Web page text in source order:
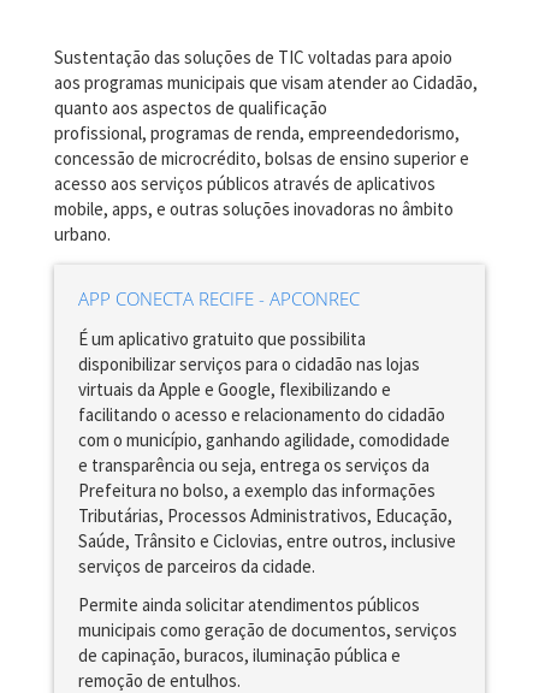
Sustentação das soluções de TIC voltadas para apoio
aos programas municipais que visam atender ao Cidadão,
quanto aos aspectos de qualificação
profissional, programas de renda, empreendedorismo,
concessão de microcrédito, bolsas de ensino superior e
acesso aos serviços públicos através de aplicativos
mobile, apps, e outras soluções inovadoras no âmbito
urbano.
APP CONECTA RECIFE - APCONREC
É um aplicativo gratuito que possibilita
disponibilizar serviços para o cidadão nas lojas
virtuais da Apple e Google, flexibilizando e
facilitando o acesso e relacionamento do cidadão
com o município, ganhando agilidade, comodidade
e transparência ou seja, entrega os serviços da
Prefeitura no bolso, a exemplo das informações
Tributárias, Processos Administrativos, Educação,
Saúde, Trânsito e Ciclovias, entre outros, inclusive
serviços de parceiros da cidade.
Permite ainda solicitar atendimentos públicos
municipais como geração de documentos, serviços
de capinação, buracos, iluminação pública e
remoção de entulhos.